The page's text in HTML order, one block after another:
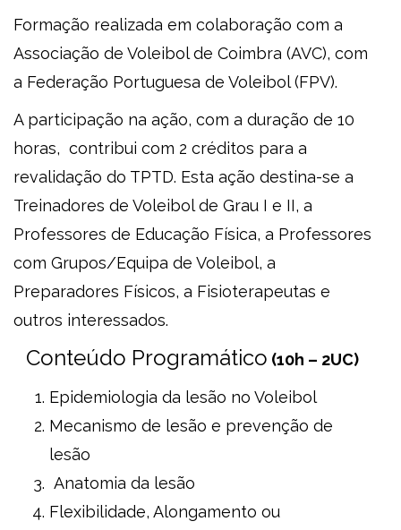
Formação realizada em colaboração com a
Associação de Voleibol de Coimbra (AVC), com
a Federação Portuguesa de Voleibol (FPV).
A participação na ação, com a duração de 10
horas, contribui com 2 créditos para a
revalidação do TPTD. Esta ação destina-se a
Treinadores de Voleibol de Grau I e II, a
Professores de Educação Física, a Professores
com Grupos/Equipa de Voleibol, a
Preparadores Físicos, a Fisioterapeutas e
outros interessados.
Conteúdo Programático (10h – 2UC)
Epidemiologia da lesão no Voleibol
Mecanismo de lesão e prevenção de
lesão
Anatomia da lesão
Flexibilidade, Alongamento ou